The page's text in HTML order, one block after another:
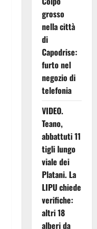
grosso
nella città
di
Capodrise:
furto nel
negozio di
telefonia
VIDEO.
Teano,
abbattuti 11
tigli lungo
viale dei
Platani. La
LIPU chiede
verifiche:
altri 18
alberi da